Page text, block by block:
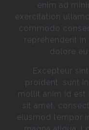
enim ad
exercitation
commodo
reprehenderit
dolore
Excepteur
proident, sunt
mollit anim id est
sit amet,
eiusmod tempor